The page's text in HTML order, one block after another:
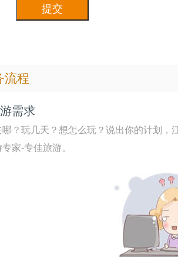
流程
需求
哪？玩几天？想怎么玩？说出你的计划
家-专佳旅游。